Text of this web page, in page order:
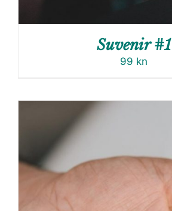
Suvenir #1
99 kn